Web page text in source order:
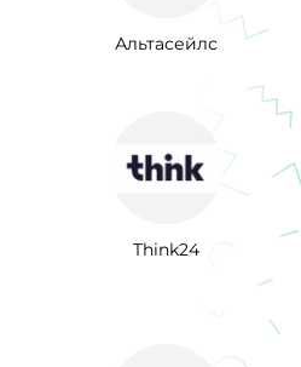
Альтасейлс
Think24